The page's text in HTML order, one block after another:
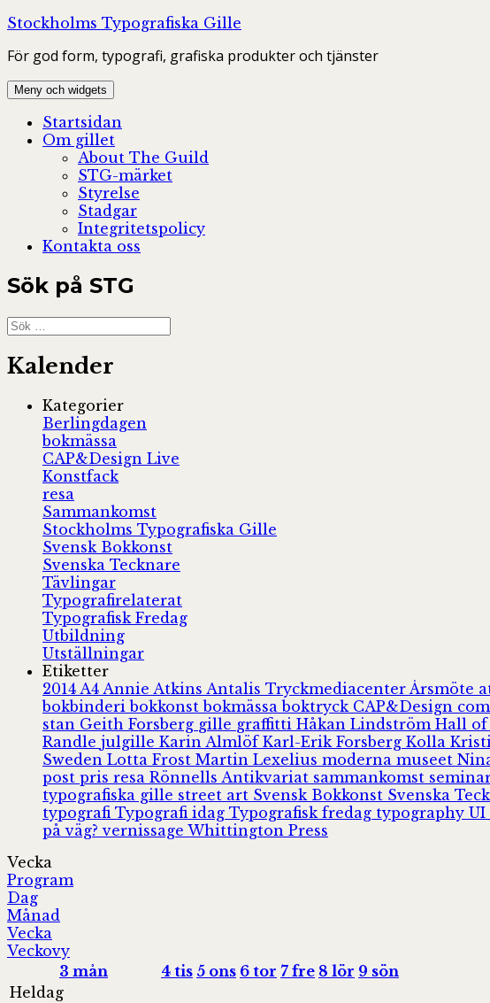
Hoppa
innehåll
Stockholms Typografiska Gille
För god form, typografi, grafiska produkter och tjänster
Meny och widgets
Startsidan
Om gillet
About The Guild
STG-märket
Styrelse
Stadgar
Integritetspolicy
Kontakta oss
Sök på STG
Sök
efter:
Kalender
Kategorier
Berlingdagen
bokmässa
CAP&Design Live
Konstfack
resa
Sammankomst
Stockholms Typografiska Gille
Svensk Bokkonst
Svenska Tecknare
Tävlingar
Typografirelaterat
Typografisk Fredag
Utbildning
Utställningar
Etiketter
2014 A4 Annie Atkins Antalis Tryckmediacenter Årsmöte
bokbinderibokkonstbokmässaboktryck CAP&Design
stan Geith Forsberg gille graffitti Håkan Lindström Hall of
Randle julgille Karin Almlöf Karl-Erik Forsberg Kolla
Sweden Lotta Frost Martin Lexelius moderna museet
post pris resa Rönnells Antikvariat sammankomst
typografiska gille street art Svensk Bokkonst Svenska
typografi Typografi idag Typografisk fredag typography UI
på väg?vernissage Whittington Press
Vecka
Program
Dag
Månad
Vecka
Veckovy
3 mån 4 tis 5 ons 6 tor 7 fre 8 lör 9 sön
Heldag